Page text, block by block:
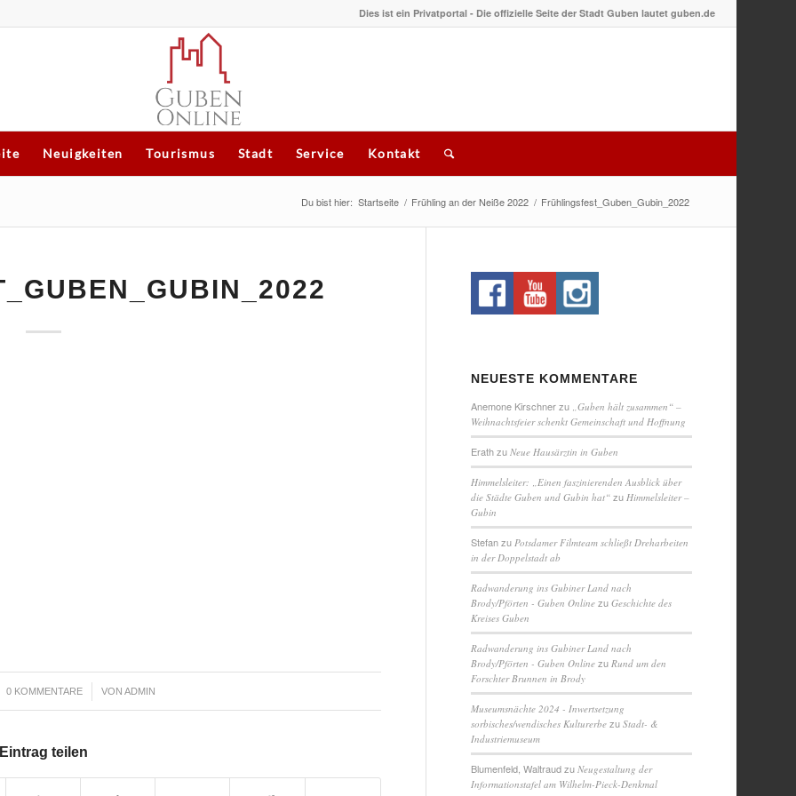
Dies ist ein Privatportal - Die offizielle Seite der Stadt Guben lautet guben.de
Neuigkeiten Tourismus Stadt Service Kontakt
Du bist hier: Startseite / Frühling an der Neiße 2022 / Frühlingsfest_Guben_Gubin_2022
0 KOMMENTARE
/ VONADMIN
Eintrag teilen
NEUESTE KOMMENTARE
Anemone Kirschnerzu „Guben hält zusammen“ –
Weihnachtsfeier schenkt Gemeinschaft und Hoffnung
ErathzuNeue Hausärztin in Guben
Himmelsleiter: „Einen faszinierenden Ausblick über
die Städte Guben und Gubin hat“ zu Himmelsleiter –
Gubin
Stefanzu Potsdamer Filmteam schließt Dreharbeiten
in der Doppelstadt ab
Radwanderung ins Gubiner Land nach
Brody/Pförten - Guben Online zuGeschichte des
Kreises Guben
Radwanderung ins Gubiner Land nach
Brody/Pförten - Guben Online zu Rund um den
Forschter Brunnen in Brody
Museumsnächte 2024 - Inwertsetzung
sorbisches/wendisches Kulturerbe zuStadt- &
Industriemuseum
Blumenfeld, WaltraudzuNeugestaltung der
Informationstafel am Wilhelm-Pieck-Denkmal